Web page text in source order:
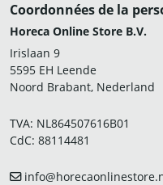
Coordonnées de la
Horeca Online Store B.V.
Irislaan 9
5595 EH Leende
Noord Brabant, Nederland
TVA: NL864507616B01
CdC: 88114481